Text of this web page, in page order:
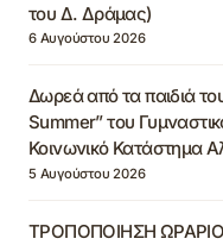
του Δ. Δράμας)
6 Αυγούστου 2026
Δωρεά από τα παιδιά
Summer” του
Κοινωνικό Κατάστημα
5 Αυγούστου 2026
ΤΡΟΠΟΠΟΙΗΣΗ